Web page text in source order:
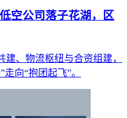
空公司落子花湖，区
、物流枢纽与合资组建，
向“抱团起飞”。